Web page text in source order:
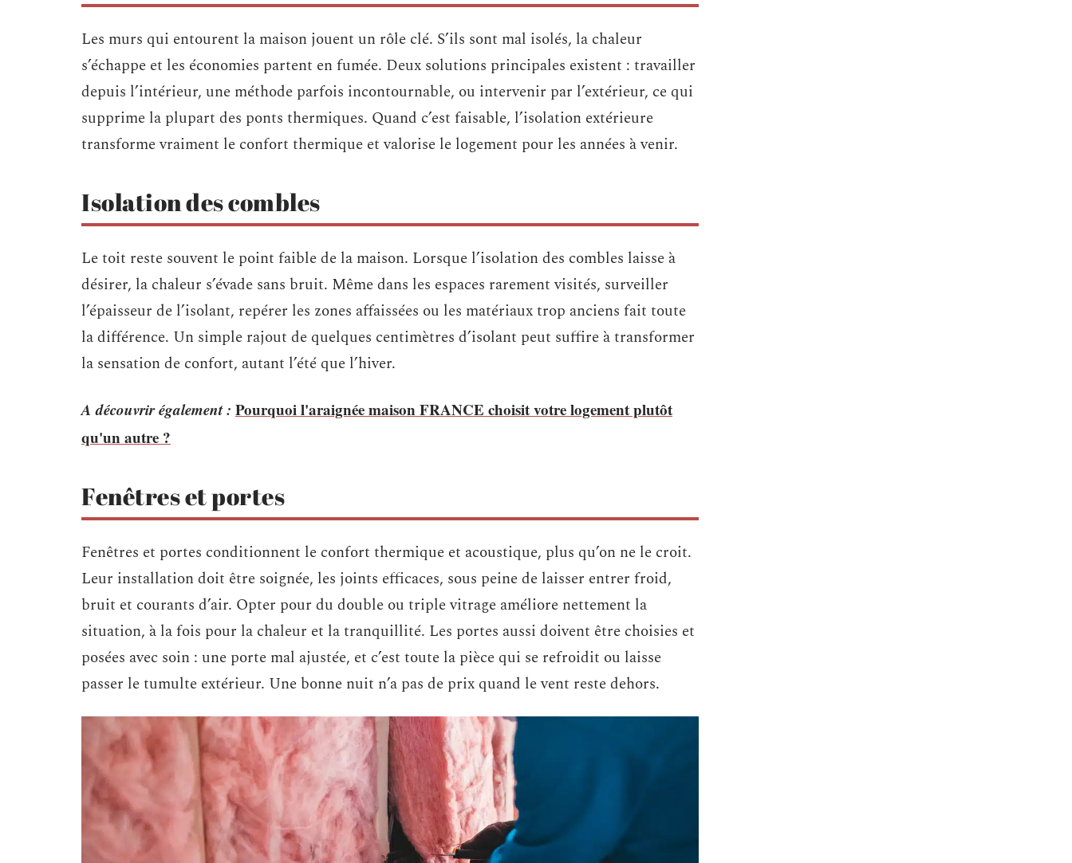
Les murs qui entourent la maison jouent un rôle clé. S’ils sont mal isolés, la chaleur
s’échappe et les économies partent en fumée. Deux solutions principales existent : travailler
depuis l’intérieur, une méthode parfois incontournable, ou intervenir par l’extérieur, ce qui
supprime la plupart des ponts thermiques. Quand c’est faisable, l’isolation extérieure
transforme vraiment le confort thermique et valorise le logement pour les années à venir.
Isolation des combles
Le toit reste souvent le point faible de la maison. Lorsque l’isolation des combles laisse à
désirer, la chaleur s’évade sans bruit. Même dans les espaces rarement visités, surveiller
l’épaisseur de l’isolant, repérer les zones affaissées ou les matériaux trop anciens fait toute
la différence. Un simple rajout de quelques centimètres d’isolant peut suffire à transformer
la sensation de confort, autant l’été que l’hiver.
A découvrir également : Pourquoi l'araignée maison FRANCE choisit votre logement plutôt
qu'un autre ?
Fenêtres et portes
Fenêtres et portes conditionnent le confort thermique et acoustique, plus qu’on ne le croit.
Leur installation doit être soignée, les joints efficaces, sous peine de laisser entrer froid,
bruit et courants d’air. Opter pour du double ou triple vitrage améliore nettement la
situation, à la fois pour la chaleur et la tranquillité. Les portes aussi doivent être choisies et
posées avec soin : une porte mal ajustée, et c’est toute la pièce qui se refroidit ou laisse
passer le tumulte extérieur. Une bonne nuit n’a pas de prix quand le vent reste dehors.